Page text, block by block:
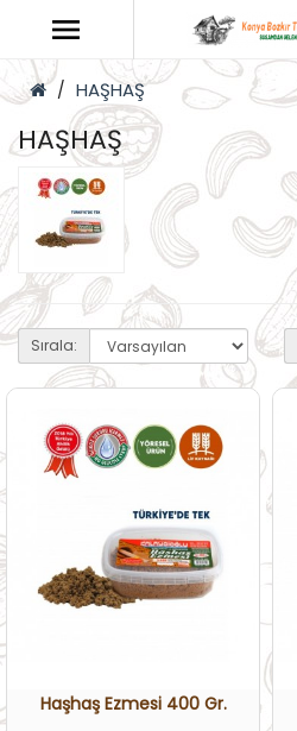
HAŞHAŞ
HAŞHAŞ
Sırala:
Haşhaş Ezmesi 400 Gr.